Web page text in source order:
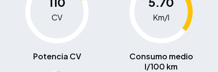
CV
Potencia CV
Km/l
Consumo medio
l/100 km